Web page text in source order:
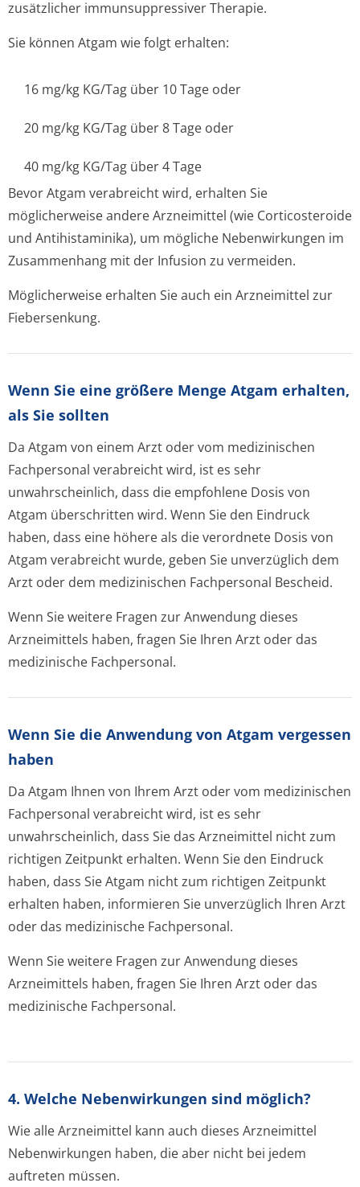
zusätzlicher immunsuppressiver Therapie.
Sie können Atgam wie folgt erhalten:
16 mg/kg KG/Tag über 10 Tage oder
20 mg/kg KG/Tag über 8 Tage oder
40 mg/kg KG/Tag über 4 Tage
Bevor Atgam verabreicht wird, erhalten Sie
möglicherweise andere Arzneimittel (wie Corticosteroide
und Antihistaminika), um mögliche Nebenwirkungen im
Zusammenhang mit der Infusion zu vermeiden.
Möglicherweise erhalten Sie auch ein Arzneimittel zur
Fiebersenkung.
Wenn Sie eine größere Menge Atgam erhalten,
als Sie sollten
Da Atgam von einem Arzt oder vom medizinischen
Fachpersonal verabreicht wird, ist es sehr
unwahrscheinlich, dass die empfohlene Dosis von
Atgam überschritten wird. Wenn Sie den Eindruck
haben, dass eine höhere als die verordnete Dosis von
Atgam verabreicht wurde, geben Sie unverzüglich dem
Arzt oder dem medizinischen Fachpersonal Bescheid.
Wenn Sie weitere Fragen zur Anwendung dieses
Arzneimittels haben, fragen Sie Ihren Arzt oder das
medizinische Fachpersonal.
Wenn Sie die Anwendung von Atgam vergessen
haben
Da Atgam Ihnen von Ihrem Arzt oder vom medizinischen
Fachpersonal verabreicht wird, ist es sehr
unwahrscheinlich, dass Sie das Arzneimittel nicht zum
richtigen Zeitpunkt erhalten. Wenn Sie den Eindruck
haben, dass Sie Atgam nicht zum richtigen Zeitpunkt
erhalten haben, informieren Sie unverzüglich Ihren Arzt
oder das medizinische Fachpersonal.
Wenn Sie weitere Fragen zur Anwendung dieses
Arzneimittels haben, fragen Sie Ihren Arzt oder das
medizinische Fachpersonal.
4. Welche Nebenwirkungen sind möglich?
Wie alle Arzneimittel kann auch dieses Arzneimittel
Nebenwirkungen haben, die aber nicht bei jedem
auftreten müssen.